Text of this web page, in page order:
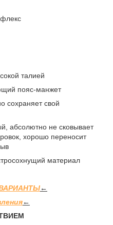
талией
пояс-манжет
сохраняет свой
абсолютно не сковывает
хорошо переносит
материал
←
←